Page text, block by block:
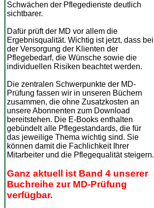
Schwächen der Pflegedienste deutlich
sichtbarer.
Dafür prüft der MD vor allem die
Ergebnisqualität. Wichtig ist jetzt, dass bei
der Versorgung der Klienten der
Pflegebedarf, die Wünsche sowie die
individuellen Risiken beachtet werden.
Die zentralen Schwerpunkte der MD-
Prüfung fassen wir in unseren Büchern
zusammen, die ohne Zusatzkosten an
unsere Abonnenten zum Download
bereitstehen. Die E-Books enthalten
gebündelt alle Pflegestandards, die für
das jeweilige Thema wichtig sind. Sie
können damit die Fachlichkeit Ihrer
Mitarbeiter und die Pflegequalität steigern.
Ganz aktuell ist Band 4 unserer
Buchreihe zur MD-Prüfung
verfügbar.